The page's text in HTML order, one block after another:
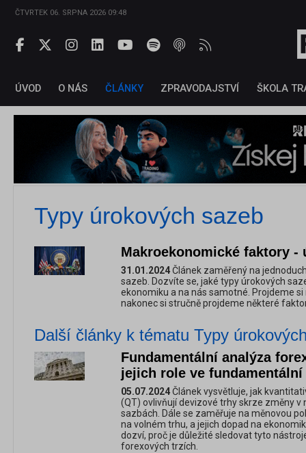
ČTVRTEK 06. SRPNA 2026 09:48
ÚVOD O NÁS ČLÁNKY ZPRAVODAJSTVÍ ŠKOLA
Typy úrokových sazeb
Makroekonomické faktory -
31.01.2024Článek zaměřený na
sazeb. Dozvíte se, jaké typy úrokových
ekonomiku a na nás samotné. Projdeme
nakonec si stručně projdeme některé
Další články k tématu Typy
Fundamentální analýza
jejich role ve fundamentální
05.07.2024Článek vysvětluje, jak
(QT) ovlivňují devizové trhy skrze změny v
sazbách. Dále se zaměřuje na měnovou
na volném trhu, a jejich dopad na
dozví, proč je důležité sledovat tyto
forexových trzích.